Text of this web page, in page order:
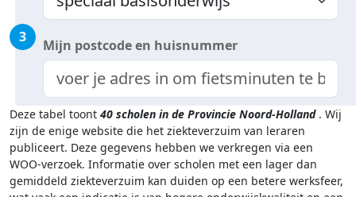
3 Mijn postcode en huisnummer
Deze tabel toont 40 scholen in de Provincie Noord-Holland . Wij
zijn de enige website die het ziekteverzuim van leraren
publiceert. Deze gegevens hebben we verkregen via een
WOO-verzoek. Informatie over scholen met een lager dan
gemiddeld ziekteverzuim kan duiden op een betere werksfeer,